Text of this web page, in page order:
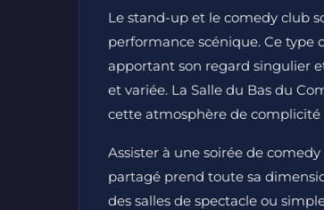
Le stand-up et le comedy club
performance scénique. Ce type
apportant son regard singulier
et variée. La Salle du Bas du
cette atmosphère de complicité
Assister à une soirée de
partagé prend toute sa
des salles de spectacle ou